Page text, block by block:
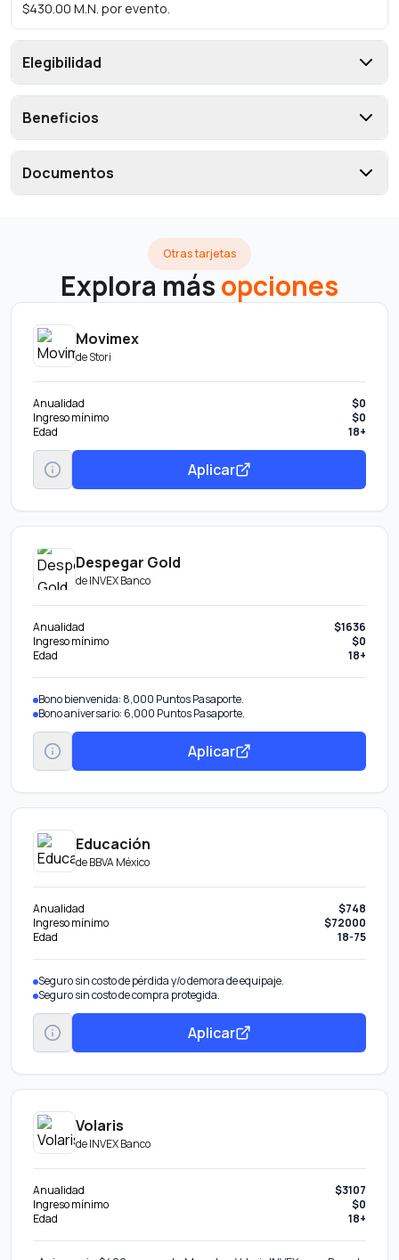
$430.00 M.N. por evento.
Elegibilidad
Beneficios
Documentos
Otras tarjetas
Explora másopciones
Movimex
deStori
Anualidad
$0
Ingreso mínimo
$0
Edad
18+
Aplicar
Despegar Gold
deINVEX Banco
Anualidad
$1636
Ingreso mínimo
$0
Edad
18+
Bono bienvenida: 8,000 Puntos Pasaporte.
Bono aniversario: 6,000 Puntos Pasaporte.
Aplicar
Educación
deBBVA México
Anualidad
$748
Ingreso mínimo
$72000
Edad
18-75
Seguro sin costo de pérdida y/o demora de equipaje.
Seguro sin costo de compra protegida.
Aplicar
Volaris
deINVEX Banco
Anualidad
$3107
Ingreso mínimo
$0
Edad
18+